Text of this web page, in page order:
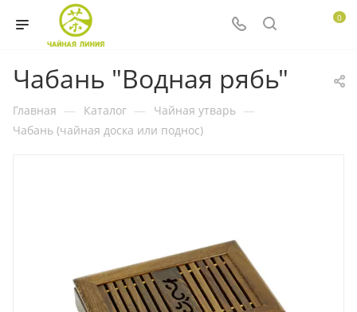
0
Чабань "Водная рябь"
Главная — Каталог — Чайная утварь —
Чабань (чайная доска или поднос)